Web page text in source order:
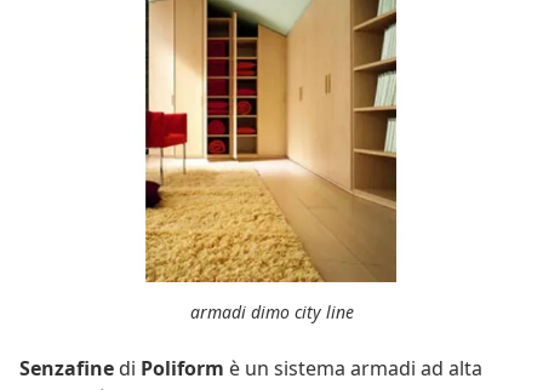
armadi dimo city line
Senzafine di Poliform è un sistema armadi ad alta